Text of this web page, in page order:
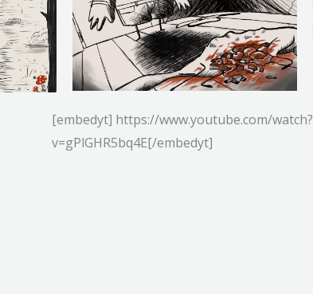
[embedyt] https://www.youtube.com/watch?
v=gPlGHR5bq4E[/embedyt]